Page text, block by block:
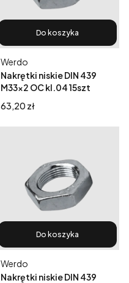
Do koszyka
Nakrętki niskie DIN 439
M33x2 OC kl.04 15szt
Producent
Werdo
Cena
63,20 zł
Do koszyka
Nakrętki niskie DIN 439
Producent
Werdo